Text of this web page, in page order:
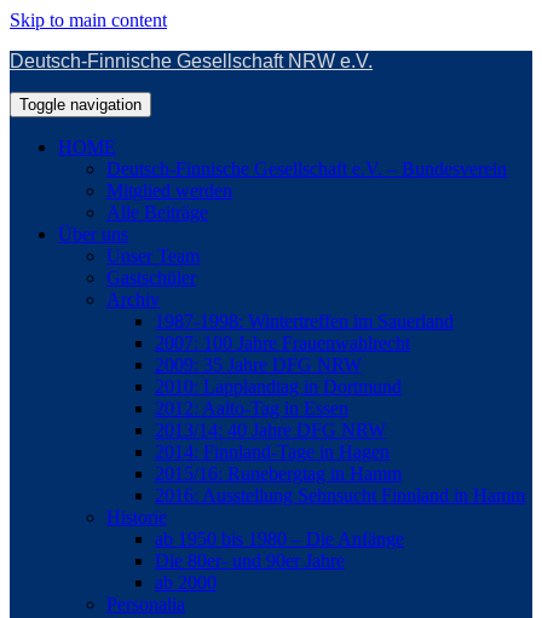
Skip to main content
Deutsch-Finnische Gesellschaft NRW e.V.
Toggle navigation
HOME
Deutsch-Finnische Gesellschaft e.V. – Bundesverein
Mitglied werden
Alle Beiträge
Über uns
Unser Team
Gastschüler
Archiv
1987-1998: Wintertreffen im Sauerland
2007: 100 Jahre Frauenwahlrecht
2009: 35 Jahre DFG NRW
2010: Lapplandtag in Dortmund
2012: Aalto-Tag in Essen
2013/14: 40 Jahre DFG NRW
2014: Finnland-Tage in Hagen
2015/16: Runebergtag in Hamm
2016: Ausstellung Sehnsucht Finnland in Hamm
Historie
ab 1950 bis 1980 – Die Anfänge
Die 80er- und 90er Jahre
ab 2000
Personalia